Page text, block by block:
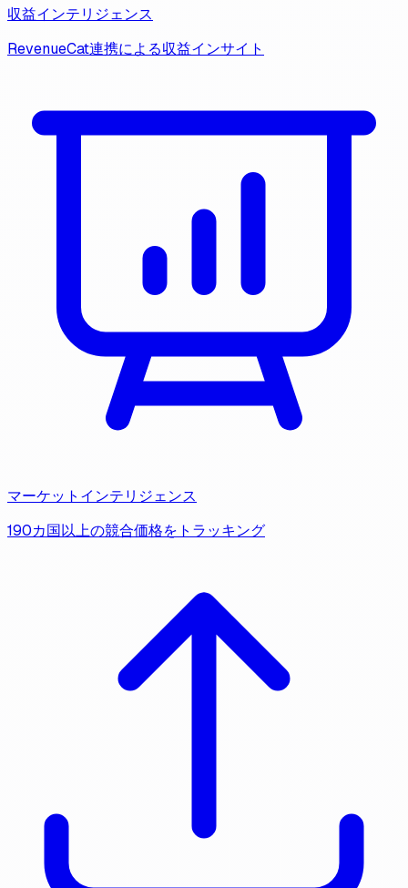
収益インテリジェンス
RevenueCat連携による収益インサイト
マーケットインテリジェンス
190カ国以上の競合価格をトラッキング